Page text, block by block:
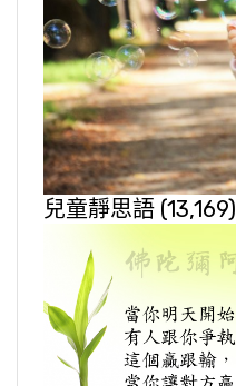
兒童靜思語 (13,169)